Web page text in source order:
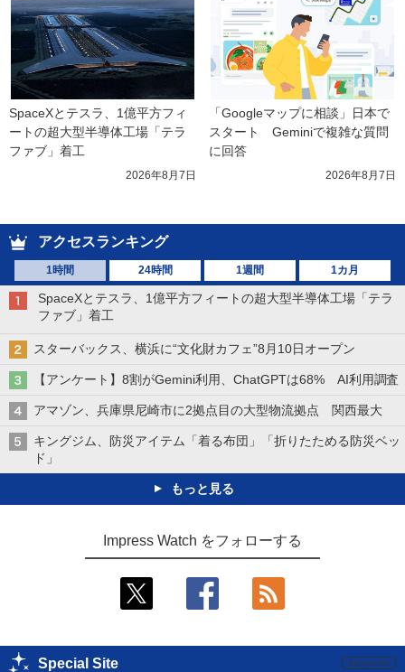
SpaceXとテスラ、1億平方フィ
ートの超大型半導体工場「テラ
ファブ」着工
2026年8月7日
「Googleマップに相談」日本で
スタート　Geminiで複雑な質問
に回答
2026年8月7日
アクセスランキング
1時間 24時間 1週間 1カ月
SpaceXとテスラ、1億平方フィートの超大型半導体工場「テラ
ファブ」着工
スターバックス、横浜に“文化財カフェ”8月10日オープン
【アンケート】8割がGemini利用、ChatGPTは68% AI利用調査
アマゾン、兵庫県尼崎市に2拠点目の大型物流拠点 関西最大
キングジム、防災アイテム「着る布団」「折りたためる防災ベッ
ド」
もっと見る
Impress Watch をフォローする
Special Site